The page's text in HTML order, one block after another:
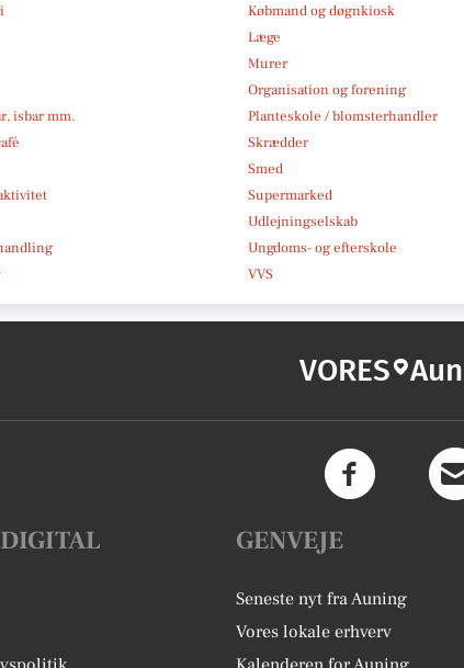
Købmand og døgnkiosk
Læge
Murer
Organisation og forening
isbar mm.
Planteskole / blomsterhandler
Skrædder
Smed
Supermarked
Udlejningselskab
Ungdoms- og efterskole
VVS
VORES
GENVEJE
Seneste nyt fra Auning
Vores lokale erhverv